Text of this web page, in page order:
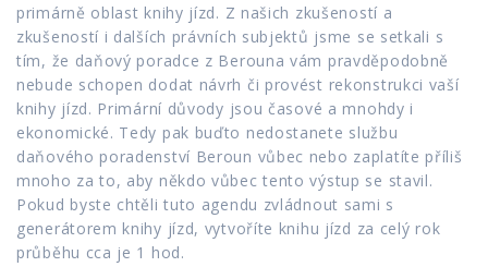
primárně oblast knihy jízd. Z našich zkušeností a
zkušeností i dalších právních subjektů jsme se setkali s
tím, že daňový poradce z Berouna vám pravděpodobně
nebude schopen dodat návrh či provést rekonstrukci vaší
knihy jízd. Primární důvody jsou časové a mnohdy i
ekonomické. Tedy pak buďto nedostanete službu
daňového poradenství Beroun vůbec nebo zaplatíte příliš
mnoho za to, aby někdo vůbec tento výstup se stavil.
Pokud byste chtěli tuto agendu zvládnout sami s
generátorem knihy jízd, vytvoříte knihu jízd za celý rok
průběhu cca je 1 hod.